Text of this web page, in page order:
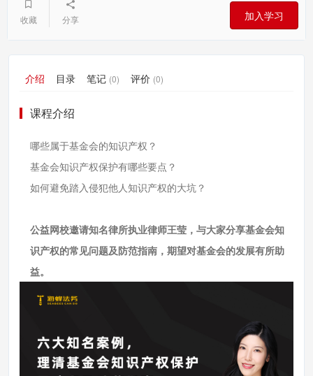
收藏 分享 加入学习
介绍 目录 笔记 (0) 评价 (0)
课程介绍
哪些属于基金会的知识产权？
基金会知识产权保护有哪些要点？
如何避免踏入侵犯他人知识产权的大坑？
公益网校邀请知名律所执业律师王莹，与大家分享基金会知
识产权的常见问题及防范指南，期望对基金会的发展有所助
益。